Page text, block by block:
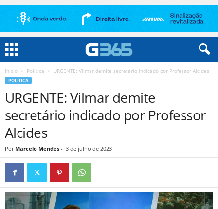
Início Política URGENTE: Vilmar demite secretário indicado por Professor Alcides
POLÍTICA
URGENTE: Vilmar demite
secretário indicado por Professor
Alcides
Por Marcelo Mendes - 3 de julho de 2023